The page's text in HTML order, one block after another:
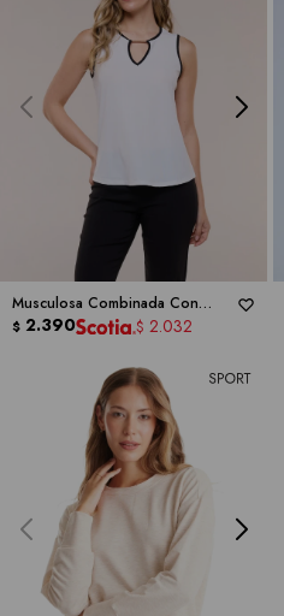
Musculosa Combinada Con
Aplique Metálico -RIO & RIAN
$ 2.390 $ 2.032